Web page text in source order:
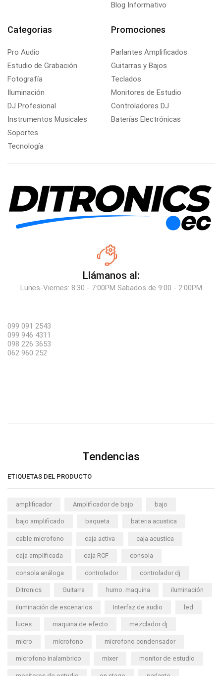
Blog Informativo
Categorias
Pro Audio
Estudio de Grabación
Fotografía
Iluminación
DJ Profesional
Instrumentos Musicales
Soportes
Tecnología
Promociones
Parlantes Amplificados
Guitarras y Bajos
Teclados
Monitores de Estudio
Controladores DJ
Baterías Electrónicas
Llámanos al:
Lunes-Viernes: 8:30 - 7:00PM Sabados de 9:00 - 2:00PM
099 091 2543
099 946 4311
098 226 3653
062 960 252
Tendencias
ETIQUETAS DEL PRODUCTO
amplificador Amplificador de bajo bajo
bajo amplificado baqueta bateria acustica
cable microfono caja activa caja acustica
caja amplificada caja RCF consola
consola análoga controlador controlador dj
Ditronics Guitarra humo. maquina iluminación
iluminación de escenarios Interfaz de audio led
luces maquina de efecto mezclador dj
micro microfono microfono condensador
microfono inalambrico mixer monitor de estudio